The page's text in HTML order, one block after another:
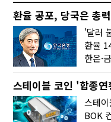
환율 공포, 당국은 총
스테이블 코인 '합종연
스테